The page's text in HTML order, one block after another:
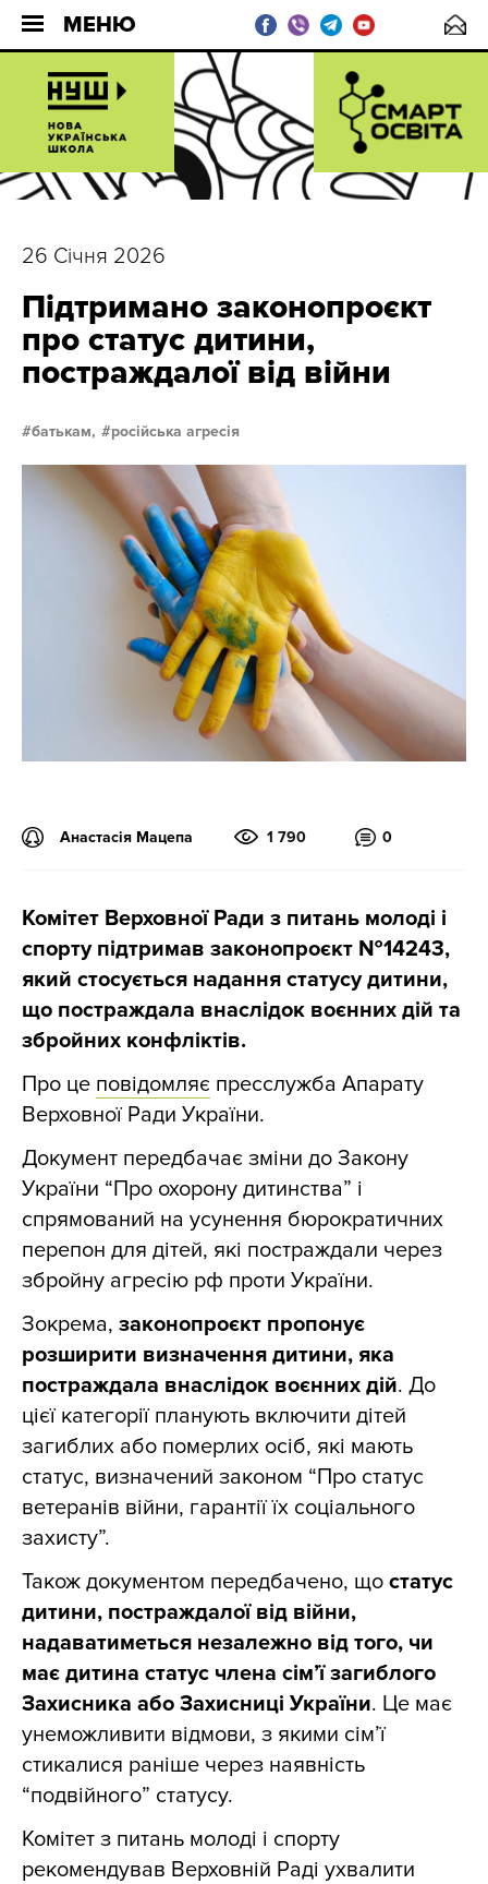
МЕНЮ
26 Січня 2026
Підтримано законопроєкт
про статус дитини,
постраждалої від війни
батькам, російська агресія
Анастасія Мацепа 1 790 0
Комітет Верховної Ради з питань молоді і
спорту підтримав законопроєкт №14243,
який стосується надання статусу дитини,
що постраждала внаслідок воєнних дій та
збройних конфліктів.
Про це повідомляє пресслужба Апарату
Верховної Ради України.
Документ передбачає зміни до Закону
України “Про охорону дитинства” і
спрямований на усунення бюрократичних
перепон для дітей, які постраждали через
збройну агресію рф проти України.
Зокрема, законопроєкт пропонує
розширити визначення дитини, яка
постраждала внаслідок воєнних дій. До
цієї категорії планують включити дітей
загиблих або померлих осіб, які мають
статус, визначений законом “Про статус
ветеранів війни, гарантії їх соціального
захисту”.
Також документом передбачено, що статус
дитини, постраждалої від війни,
надаватиметься незалежно від того, чи
має дитина статус члена сім’ї загиблого
Захисника або Захисниці України. Це має
унеможливити відмови, з якими сім’ї
стикалися раніше через наявність
“подвійного” статусу.
Комітет з питань молоді і спорту
рекомендував Верховній Раді ухвалити